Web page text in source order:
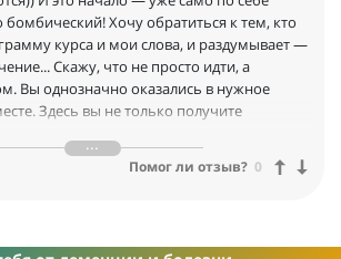
ПОДРУЖИЛАСЬ с таким количеством
знала и не встречала за все 13 лет моего
я свободно владею программой
оформить презентацию или создать
А ведь у нас еще не закончилось
интерес, удовольствие от процесса
(так мы называем нашего @dzyuba_igor )
и желание идти дальше и не "застревать
бомбический! Хочу обратиться к тем, кто
курса и мои слова, и раздумывает —
Скажу, что не просто идти, а
Вы однозначно оказались в нужное
Здесь вы не только получите
и Сергея месяц с небольшим хвостиком.
в первый пакет, в процессе перешла на
Да-да, вот так быстро) Курс еще не
Помог ли отзыв? 0